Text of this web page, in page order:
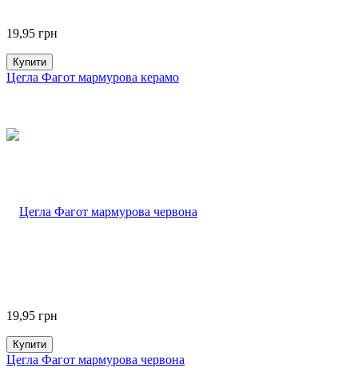
19,95 грн
Купити
Цегла Фагот мармурова керамо
19,95 грн
Купити
Цегла Фагот мармурова червона